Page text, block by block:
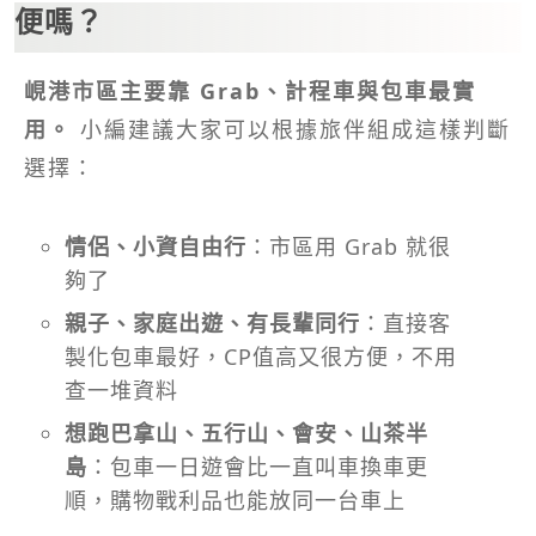
便嗎？
峴港市區主要靠 Grab、計程車與包車最實
用。 小編建議大家可以根據旅伴組成這樣判斷
選擇：
情侶、小資自由行 ：市區用 Grab 就很
夠了
親子、家庭出遊、有長輩同行 ：直接客
製化包車最好，CP值高又很方便，不用
查一堆資料
想跑巴拿山、五行山、會安、山茶半
島 ：包車一日遊會比一直叫車換車更
順，購物戰利品也能放同一台車上